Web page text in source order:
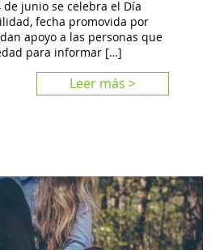
junio se celebra el Día
fecha promovida por
apoyo a las personas que
para informar […]
Leer más >